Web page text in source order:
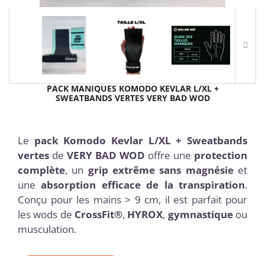
PACK MANIQUES KOMODO KEVLAR L/XL +
SWEATBANDS VERTES VERY BAD WOD
Le pack Komodo Kevlar L/XL + Sweatbands
vertes de VERY BAD WOD offre une protection
complète, un grip extrême sans magnésieet
uneabsorption efficace de la transpiration.
Conçu pour les mains > 9 cm, il est parfait pour
les wods de CrossFit®, HYROX, gymnastiqueou
musculation.